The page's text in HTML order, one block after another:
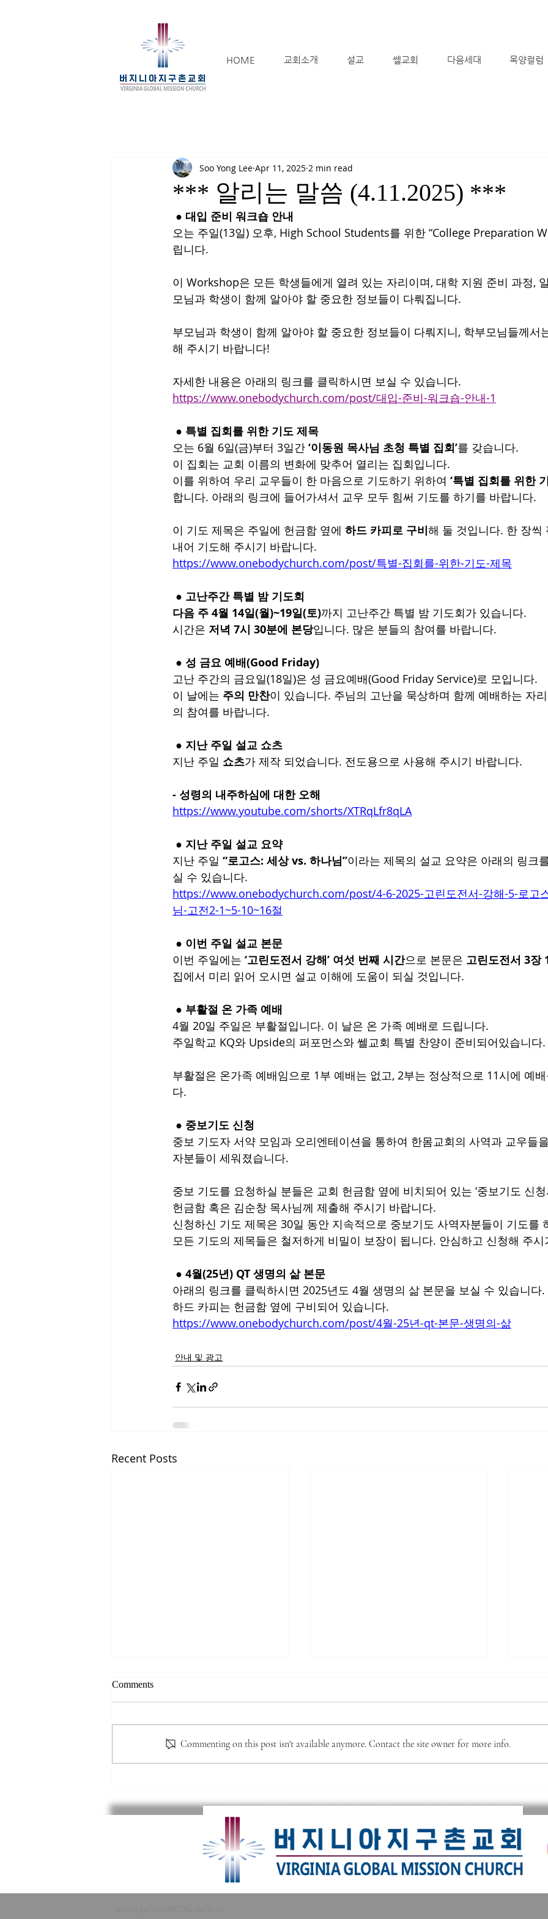
HOME 교회소개 설교 쎌교회 다음세대 목양컬럼
*** 알리는 말씀 (4.11.2025) ***
Soo Yong Lee Apr 11, 2025 2 min read
● 대입 준비 워크숍 안내
오는 주일(13일) 오후, High School Students를 위한 “College Preparation
립니다.
이 Workshop은 모든 학생들에게 열려 있는 자리이며, 대학 지원 준비 과정,
모님과 학생이 함께 알아야 할 중요한 정보들이 다뤄집니다.
부모님과 학생이 함께 알아야 할 중요한 정보들이 다뤄지니, 학부모님들께서
해 주시기 바랍니다!
자세한 내용은 아래의 링크를 클릭하시면 보실 수 있습니다.
https://www.onebodychurch.com/post/대입-준비-워크숍-안내-1
● 특별 집회를 위한 기도 제목
오는 6월 6일(금)부터 3일간 ‘이동원 목사님 초청 특별 집회’를 갖습니다.
이 집회는 교회 이름의 변화에 맞추어 열리는 집회입니다.
이를 위하여 우리 교우들이 한 마음으로 기도하기 위하여 ‘특별 집회를 위한
합니다. 아래의 링크에 들어가셔서 교우 모두 힘써 기도를 하기를 바랍니다.
이 기도 제목은 주일에 헌금함 옆에 하드 카피로 구비해 둘 것입니다. 한 장씩
내어 기도해 주시기 바랍니다.
https://www.onebodychurch.com/post/특별-집회를-위한-기도-제목
● 고난주간 특별 밤 기도회
다음 주 4월 14일(월)~19일(토)까지 고난주간 특별 밤 기도회가 있습니다.
시간은 저녁 7시 30분에 본당입니다. 많은 분들의 참여를 바랍니다.
● 성 금요 예배(Good Friday)
고난 주간의 금요일(18일)은 성 금요예배(Good Friday Service)로 모입니다.
이 날에는 주의 만찬이 있습니다. 주님의 고난을 묵상하며 함께 예배하는 자
의 참여를 바랍니다.
● 지난 주일 설교 쇼츠
지난 주일 쇼츠가 제작 되었습니다. 전도용으로 사용해 주시기 바랍니다.
- 성령의 내주하심에 대한 오해
https://www.youtube.com/shorts/XTRqLfr8qLA
● 지난 주일 설교 요약
지난 주일 “로고스: 세상 vs. 하나님”이라는 제목의 설교 요약은 아래의 링크
실 수 있습니다.
https://www.onebodychurch.com/post/4-6-2025-고린도전서-강해-5-로고
님-고전2-1~5-10~16절
● 이번 주일 설교 본문
이번 주일에는 ‘고린도전서 강해’ 여섯 번째 시간으로 본문은 고린도전서 3장
집에서 미리 읽어 오시면 설교 이해에 도움이 되실 것입니다.
● 부활절 온 가족 예배
4월 20일 주일은 부활절입니다. 이 날은 온 가족 예배로 드립니다.
주일학교 KQ와 Upside의 퍼포먼스와 쎌교회 특별 찬양이 준비되어있습니다.
부활절은 온가족 예배임으로 1부 예배는 없고, 2부는 정상적으로 11시에 예
다.
● 중보기도 신청
중보 기도자 서약 모임과 오리엔테이션을 통하여 한몸교회의 사역과 교우들
자분들이 세워졌습니다.
중보 기도를 요청하실 분들은 교회 헌금함 옆에 비치되어 있는 ‘중보기도 신청
헌금함 혹은 김순창 목사님께 제출해 주시기 바랍니다.
신청하신 기도 제목은 30일 동안 지속적으로 중보기도 사역자분들이 기도를
모든 기도의 제목들은 철저하게 비밀이 보장이 됩니다. 안심하고 신청해 주시
● 4월(25년) QT 생명의 삶 본문
아래의 링크를 클릭하시면 2025년도 4월 생명의 삶 본문을 보실 수 있습니다.
하드 카피는 헌금함 옆에 구비되어 있습니다.
https://www.onebodychurch.com/post/4월-25년-qt-본문-생명의-삶
안내 및 광고
Recent Posts
8.2.2026. 홀리 리듬(Holy
도인이 지녀야 할 '홀리 리듬(Holy
Rhythm)'의 개념과 그 실제적 적
라, 매 순간 하나님의 음성을 경청
하고 그분의 임재 안에 거하며 삶
의 박자를 맞춰가는 것이다. 예수
그리스도, 다니엘, 다윗의 사례를
● 존스홉킨스 무료 청력검사 및 연
신들을 대상으로 무료 청력선별검
사와 난청·인지기능 관련 연구 프
할 수 있으며, 인지기능검사와 대
의 혜택을 받을 수 있습니다. 자세
한 연구
부터
는
가격은
있
Comments
Commenting on this post isn't available anymore. Contact the site owner for more info.